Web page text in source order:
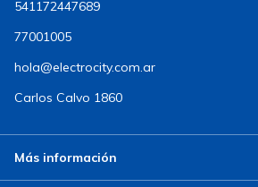
541172447689
77001005
hola@electrocity.com.ar
Carlos Calvo 1860
Más información